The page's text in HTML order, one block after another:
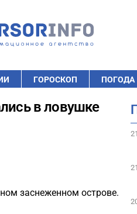
ГОРОСКОП ПОГОДА
в ловушке
заснеженном острове.